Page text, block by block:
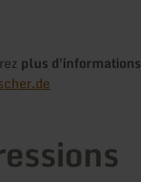
plus d'informations